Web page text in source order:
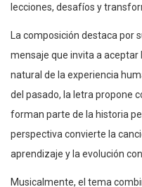
lecciones, desafíos y
La composición destaca por
mensaje que invita a
natural de la experiencia
del pasado, la letra propone
forman parte de la historia
perspectiva convierte la
aprendizaje y la evolución
Musicalmente, el tema